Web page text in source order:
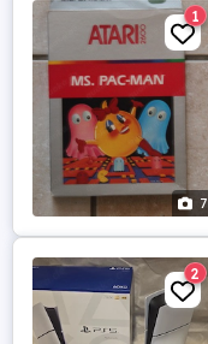
7
1
2